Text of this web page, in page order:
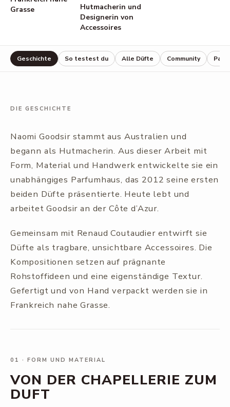
Grasse
Hutmacherin und
Designerin von
Accessoires
Geschichte So testest du Alle Düfte Community
DIE GESCHICHTE
Naomi Goodsir stammt aus Australien und
begann als Hutmacherin. Aus dieser Arbeit mit
Form, Material und Handwerk entwickelte sie ein
unabhängiges Parfumhaus, das 2012 seine ersten
beiden Düfte präsentierte. Heute lebt und
arbeitet Goodsir an der Côte d’Azur.
Gemeinsam mit Renaud Coutaudier entwirft sie
Düfte als tragbare, unsichtbare Accessoires. Die
Kompositionen setzen auf prägnante
Rohstoffideen und eine eigenständige Textur.
Gefertigt und von Hand verpackt werden sie in
Frankreich nahe Grasse.
01 · FORM UND MATERIAL
VON DER CHAPELLERIE ZUM
DUFT